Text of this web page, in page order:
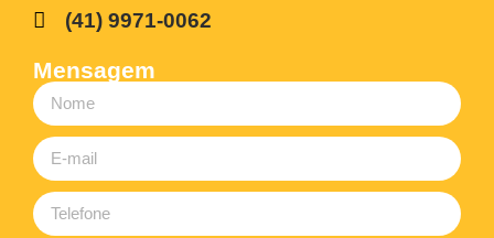
(41) 9971-0062
Mensagem